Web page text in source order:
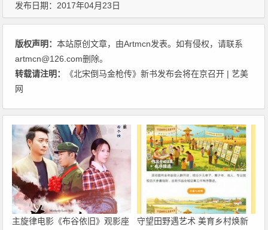
发布日期：2017年04月23日
版权声明：本站原创文章，由Artmcn发表。如有侵权，请联系
artmcn@126.com删除。
转载请注明：
《北宋倒马金枪传》新书发布会将在京召开 | 艺美
网
主旋律电影《布谷依旧》观影座
守望田野遇艺术 美育乡村焕新